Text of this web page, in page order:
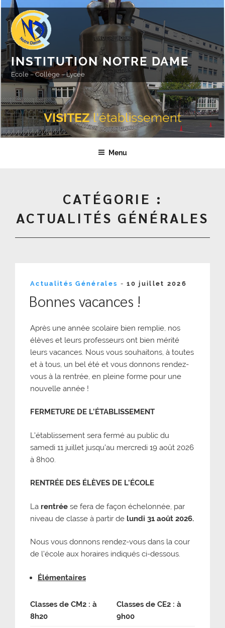
Aller
au
contenu
principal
VISITEZl'établissement
INSTITUTION NOTRE DAME
Ecole – Collège – Lycée
Menu
CATÉGORIE :
ACTUALITÉS GÉNÉRALES
Actualités Générales -Publié
10 juillet 2026
Bonnes vacances !
Après une année scolaire bien remplie, nos
élèves et leurs professeurs ont bien mérité
leurs vacances. Nous vous souhaitons, à toutes
et à tous, un bel été et vous donnons rendez-
vous à la rentrée, en pleine forme pour une
nouvelle année !
FERMETURE DE L’ÉTABLISSEMENT
L’établissement sera fermé au public du
samedi 11 juillet jusqu’au mercredi 19 août 2026
à 8h00.
RENTRÉE DES ÉLÈVES DE L’ÉCOLE
La rentrée se fera de façon échelonnée, par
niveau de classe à partir de lundi 31 août 2026.
Nous vous donnons rendez-vous dans la cour
de l’école aux horaires indiqués ci-dessous.
Élémentaires
Classes de CM2 : à
8h20
Classes de CE2 : à
9h00